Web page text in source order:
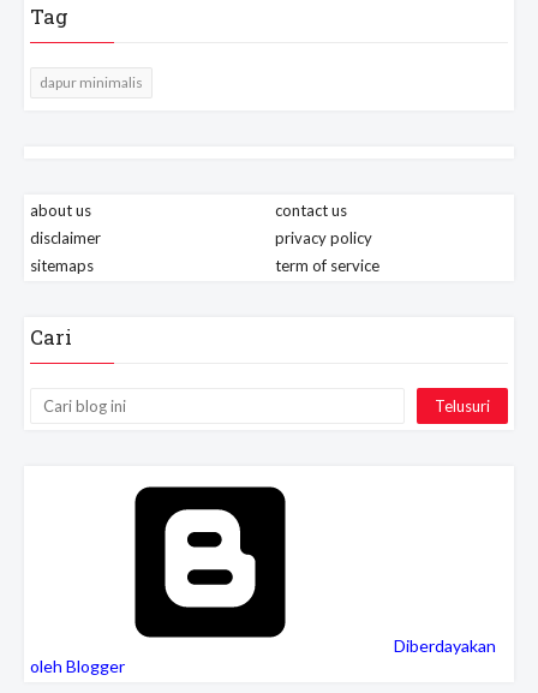
Tag
dapur minimalis
about us
contact us
disclaimer
privacy policy
sitemaps
term of service
Cari
Diberdayakan
oleh Blogger